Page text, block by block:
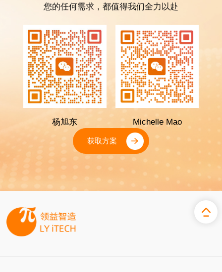
您的任何需求，都值得我们全力以赴
杨旭东 Michelle Mao
获取方案